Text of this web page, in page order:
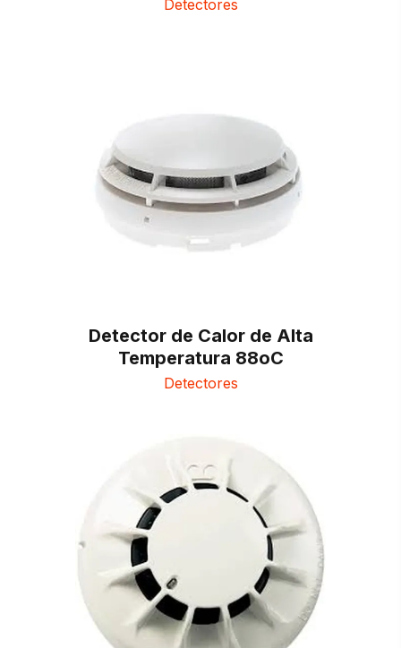
Detectores
Detector de Calor de Alta
Temperatura 88oC
Detectores